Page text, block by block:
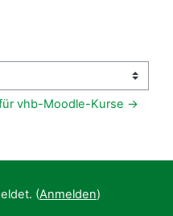
vhb-Moodle-Kurse →
(Anmelden)